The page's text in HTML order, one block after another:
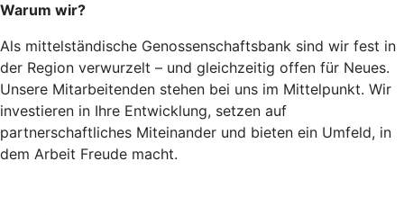
Warum wir?
Als mittelständische Genossenschaftsbank sind wir fest in
der Region verwurzelt – und gleichzeitig offen für Neues.
Unsere Mitarbeitenden stehen bei uns im Mittelpunkt. Wir
investieren in Ihre Entwicklung, setzen auf
partnerschaftliches Miteinander und bieten ein Umfeld, in
dem Arbeit Freude macht.